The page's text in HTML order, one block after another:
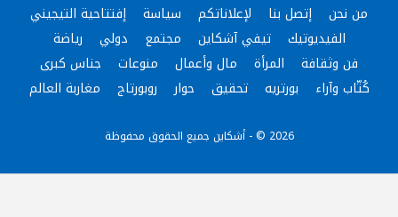
من نحن إتصل بنا لإعلاناتكم سياسة
إفتتاحية التيجيني
الفيديوتيك
تيفي آشكاين مجتمع دولي
رياضة
فن وثقافة
المرأة مال وأعمال منوعات
جناس كبرى
كُتّاب وآراء
بورتريه تحقيق حوار روبورتاج مغاربة العالم
2026 © - أشكاين جميع الحقوق محفوظة